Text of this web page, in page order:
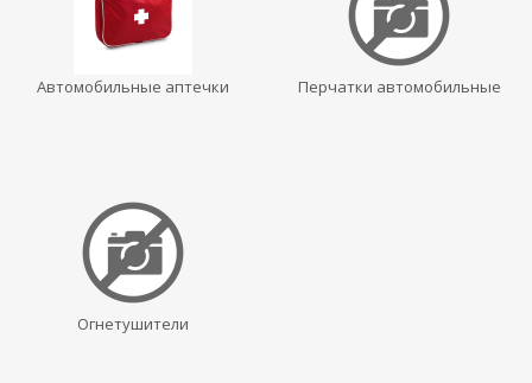
Автомобильные аптечки Перчатки автомобильные
Огнетушители